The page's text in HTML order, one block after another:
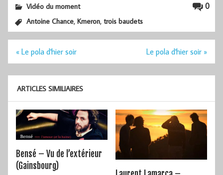
0
Vidéo du moment
Antoine Chance,Kmeron,trois baudets
Navigation
« Le pola d'hier soir Le pola d'hier soir »
ARTICLES SIMILIAIRES
Bensé – Vu de l’extérieur
(Gainsbourg)